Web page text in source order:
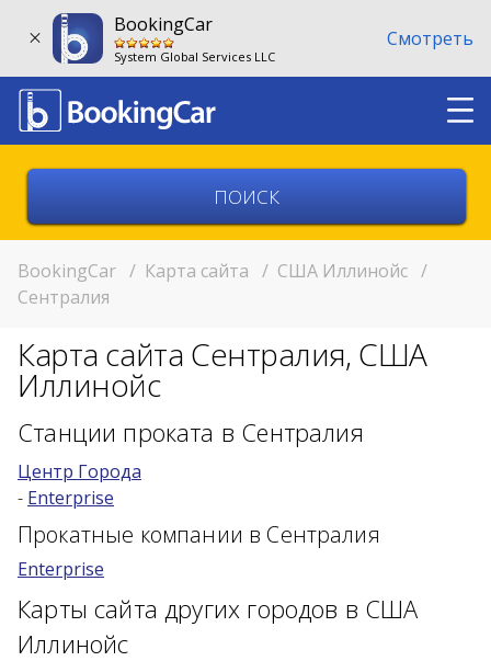
BookingCar
System Global Services LLC
Смотреть
Выберите город
Возврат в другом месте?
Возраст 25-70 лет?
Купон/промо
BookingCar / Карта сайта / США Иллинойс /
Сентралия
Карта сайта Сентралия, США
Иллинойс
Станции проката в Сентралия
Центр Города
- Enterprise
Прокатные компании в Сентралия
Enterprise
Карты сайта других городов в США
Иллинойс